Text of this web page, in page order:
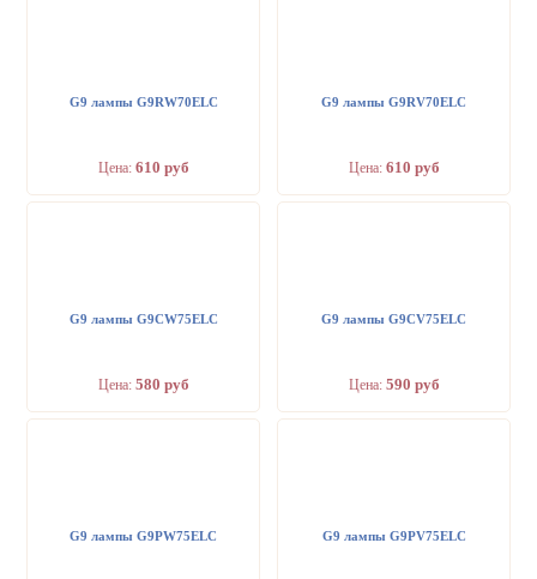
G9 лампы G9RW70ELC
Цена: 610 руб
G9 лампы G9RV70ELC
Цена: 610 руб
G9 лампы G9CW75ELC
Цена: 580 руб
G9 лампы G9CV75ELC
Цена: 590 руб
G9 лампы G9PW75ELC G9 лампы G9PV75ELC